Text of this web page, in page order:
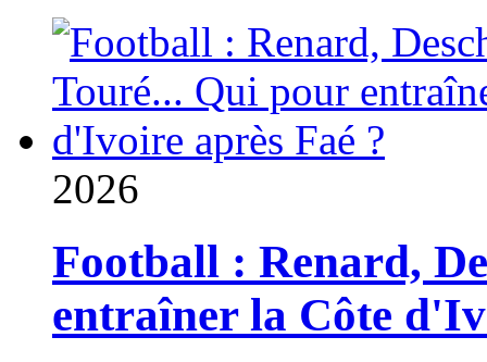
2026
Football : Renard,
entraîner la Côte